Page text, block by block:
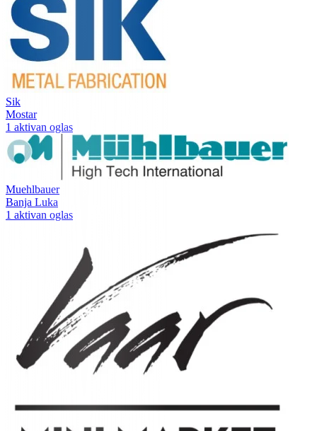
Sik
Mostar
1 aktivan oglas
Muehlbauer
Banja Luka
1 aktivan oglas